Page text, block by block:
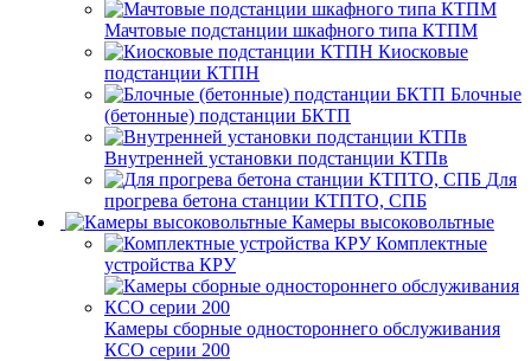
Мачтовые подстанции шкафного типа КТПМ
Киосковые
подстанции КТПН
Блочные
(бетонные) подстанции БКТП
Внутренней установки подстанции КТПв
Для
прогрева бетона станции КТПТО, СПБ
Камеры высоковольтные
Комплектные
устройства КРУ
Камеры сборные одностороннего обслуживания
КСО серии 200